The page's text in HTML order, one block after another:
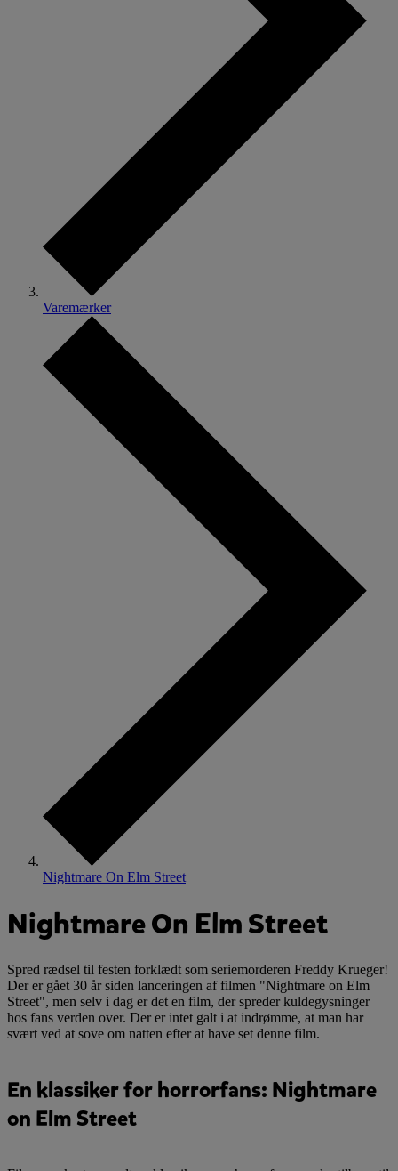
Varemærker
Nightmare On Elm Street
Nightmare On Elm Street
Spred rædsel til festen forklædt som seriemorderen Freddy Krueger!
Der er gået 30 år siden lanceringen af filmen "Nightmare on Elm
Street", men selv i dag er det en film, der spreder kuldegysninger
hos fans verden over. Der er intet galt i at indrømme, at man har
svært ved at sove om natten efter at have set denne film.
En klassiker for horrorfans: Nightmare
on Elm Street